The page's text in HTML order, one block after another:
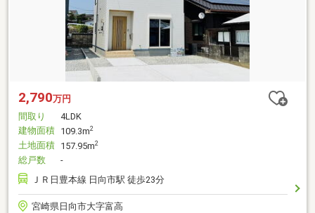
2,790万円
間取り
4LDK
建物面積 109.3m2
土地面積 157.95m2
総戸数
-
ＪＲ日豊本線 日向市駅 徒歩23分
宮崎県日向市大字富高